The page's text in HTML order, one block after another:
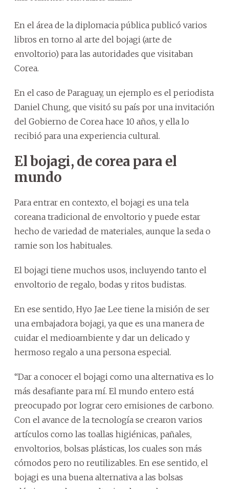
En el área de la diplomacia pública publicó varios
libros en torno al arte del bojagi (arte de
envoltorio) para las autoridades que visitaban
Corea.
En el caso de Paraguay, un ejemplo es el periodista
Daniel Chung, que visitó su país por una invitación
del Gobierno de Corea hace 10 años, y ella lo
recibió para una experiencia cultural.
El bojagi, de corea para el
mundo
Para entrar en contexto, el bojagi es una tela
coreana tradicional de envoltorio y puede estar
hecho de variedad de materiales, aunque la seda o
ramie son los habituales.
El bojagi tiene muchos usos, incluyendo tanto el
envoltorio de regalo, bodas y ritos budistas.
En ese sentido, Hyo Jae Lee tiene la misión de ser
una embajadora bojagi, ya que es una manera de
cuidar el medioambiente y dar un delicado y
hermoso regalo a una persona especial.
“Dar a conocer el bojagi como una alternativa es lo
más desafiante para mí. El mundo entero está
preocupado por lograr cero emisiones de carbono.
Con el avance de la tecnología se crearon varios
artículos como las toallas higiénicas, pañales,
envoltorios, bolsas plásticas, los cuales son más
cómodos pero no reutilizables. En ese sentido, el
bojagi es una buena alternativa a las bolsas